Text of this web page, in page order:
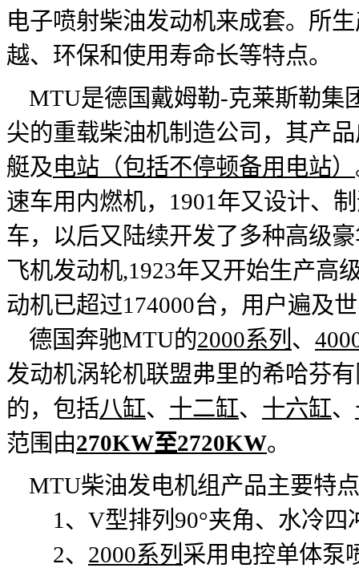
电子喷射柴油发动机来成套。所
越、环保和使用寿命长等特点。
MTU是德国戴姆勒-克莱斯勒集
尖的重载柴油机制造公司，其产
艇及电站（包括不停顿备用电站）
速车用内燃机，1901年又设计、
车，以后又陆续开发了多种高级
飞机发动机,1923年又开始生产高
动机已超过174000台，用户遍及
德国奔驰MTU的2000系列 、
发动机涡轮机联盟弗里的希哈芬
的，包括八缸、 十二缸、 十六缸、
范围由270KW至2720KW。
MTU柴油发电机组产品主要特
1、V型排列90°夹角、水冷四
2、 2000系列 采用电控单体泵